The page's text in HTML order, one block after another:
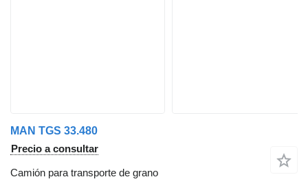
MAN TGS 33.480
Precio a consultar
Camión para transporte de grano